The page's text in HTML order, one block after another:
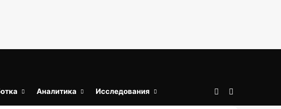
Аналитика Исследования Войти